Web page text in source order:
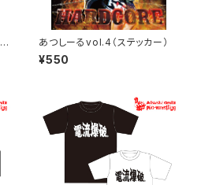
あつしーるvol.4（ステッカー）
¥550